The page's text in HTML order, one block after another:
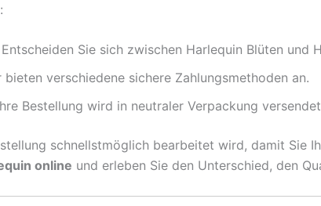
Entscheiden Sie sich zwischen Harlequin Blüten und
bieten verschiedene sichere Zahlungsmethoden an.
Bestellung wird in neutraler Verpackung
schnellstmöglich bearbeitet wird, damit Sie
online und erleben Sie den Unterschied, den